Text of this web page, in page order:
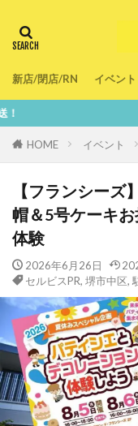
新店/閉店/RN イベント
HOME イベント
【フランシーズ
帽＆5号ケーキ
体験
2026年6月26日
セルビスPR, 堺市中区,